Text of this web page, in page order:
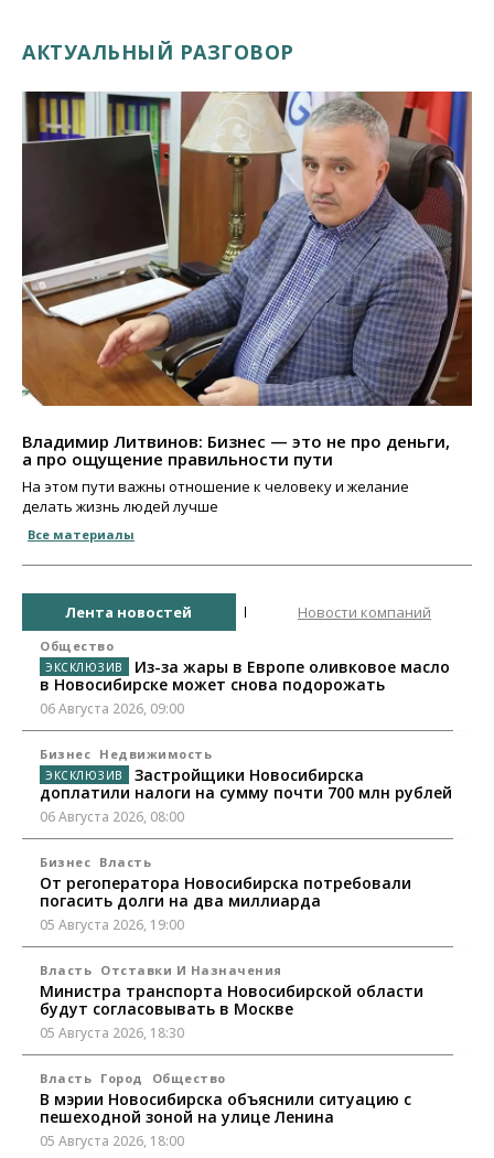
АКТУАЛЬНЫЙ РАЗГОВОР
Владимир Литвинов: Бизнес — это не про деньги,
а про ощущение правильности пути
На этом пути важны отношение к человеку и желание
делать жизнь людей лучше
Все материалы
Лента новостей Новости компаний
Общество
Из-за жары в Европе оливковое масло
в Новосибирске может снова подорожать
06 Августа 2026, 09:00
Бизнес Недвижимость
Застройщики Новосибирска
доплатили налоги на сумму почти 700 млн рублей
06 Августа 2026, 08:00
Бизнес Власть
От регоператора Новосибирска потребовали
погасить долги на два миллиарда
05 Августа 2026, 19:00
Власть Отставки И Назначения
Министра транспорта Новосибирской области
будут согласовывать в Москве
05 Августа 2026, 18:30
Власть Город Общество
В мэрии Новосибирска объяснили ситуацию с
пешеходной зоной на улице Ленина
05 Августа 2026, 18:00